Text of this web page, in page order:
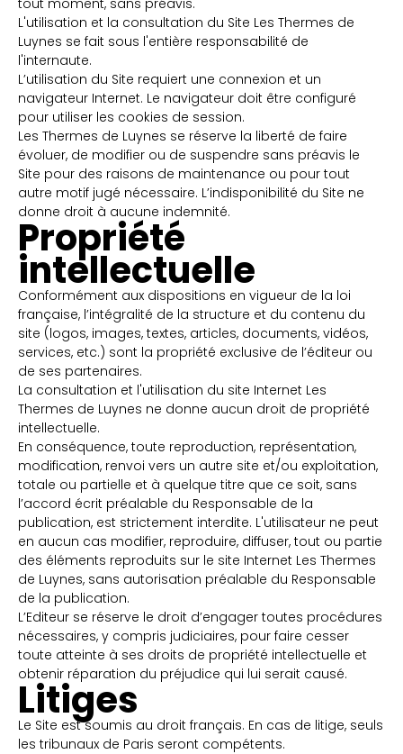
tout moment, sans préavis.
L'utilisation et la consultation du Site Les Thermes de
Luynes se fait sous l'entière responsabilité de
l'internaute.
L’utilisation du Site requiert une connexion et un
navigateur Internet. Le navigateur doit être configuré
pour utiliser les cookies de session.
Les Thermes de Luynes se réserve la liberté de faire
évoluer, de modifier ou de suspendre sans préavis le
Site pour des raisons de maintenance ou pour tout
autre motif jugé nécessaire. L’indisponibilité du Site ne
donne droit à aucune indemnité.
Propriété
intellectuelle
Conformément aux dispositions en vigueur de la loi
française, l’intégralité de la structure et du contenu du
site (logos, images, textes, articles, documents, vidéos,
services, etc.) sont la propriété exclusive de l’éditeur ou
de ses partenaires.
La consultation et l'utilisation du site Internet Les
Thermes de Luynes ne donne aucun droit de propriété
intellectuelle.
En conséquence, toute reproduction, représentation,
modification, renvoi vers un autre site et/ou exploitation,
totale ou partielle et à quelque titre que ce soit, sans
l’accord écrit préalable du Responsable de la
publication, est strictement interdite. L'utilisateur ne peut
en aucun cas modifier, reproduire, diffuser, tout ou partie
des éléments reproduits sur le site Internet Les Thermes
de Luynes, sans autorisation préalable du Responsable
de la publication.
L’Editeur se réserve le droit d’engager toutes procédures
nécessaires, y compris judiciaires, pour faire cesser
toute atteinte à ses droits de propriété intellectuelle et
obtenir réparation du préjudice qui lui serait causé.
Litiges
Le Site est soumis au droit français. En cas de litige, seuls
les tribunaux de Paris seront compétents.